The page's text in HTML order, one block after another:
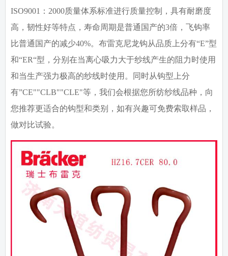
ISO9001 ： 2000质量体系标准进行质量控制，具有耐磨度
高，韧性好等特点，寿命周期是普通国产的3倍，飞钩率
比普通国产的减少40%。布雷克尼龙钩从品质上分有“E”型
和“ER“型，分别在当离心吸力大于纱线产生的阻力时使用
和当生产强力极高的纱线时使用。同时从钩型上分
有”CE""CLB""CLE"等，我们会根据您所纺纱线品种，向
您推荐更适合的钩型和类别，如有兴趣可免费索取样品，
做对比试验。